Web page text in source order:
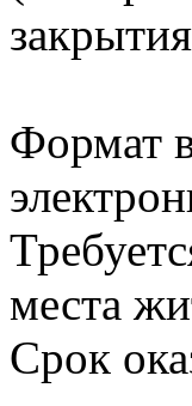
Формат
места
Срок